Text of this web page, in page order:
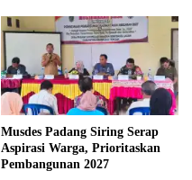
Musdes Padang Siring Serap
Aspirasi Warga, Prioritaskan
Pembangunan 2027